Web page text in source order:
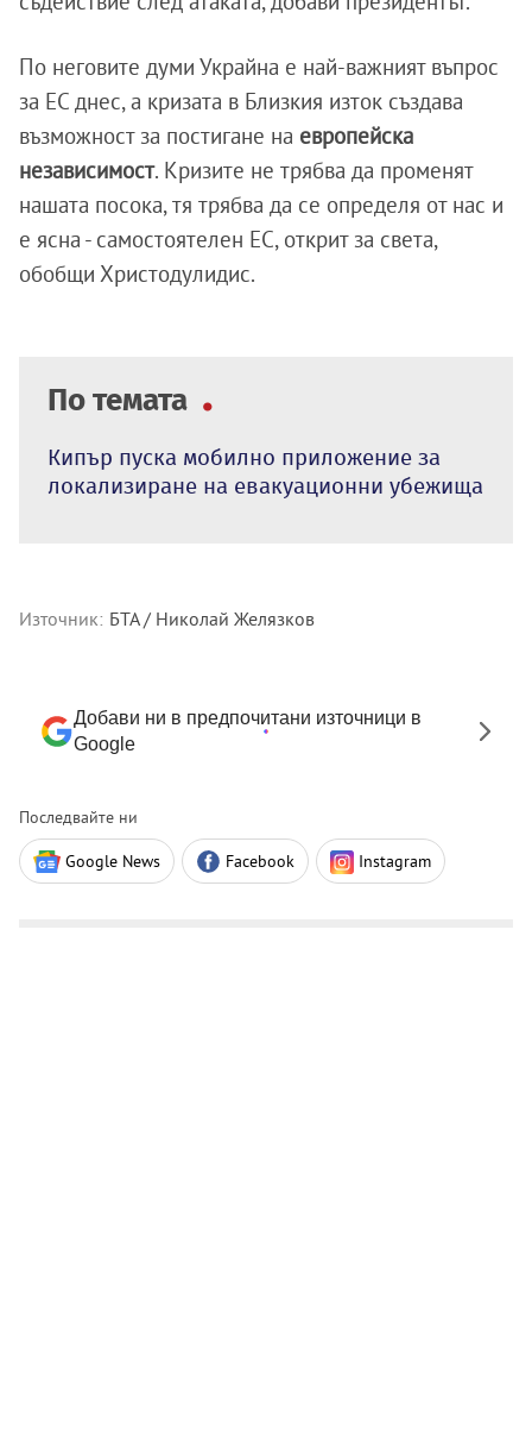
По неговите думи Украйна е най-важният въпрос
за ЕС днес, а кризата в Близкия изток създава
възможност за постигане на европейска
независимост. Кризите не трябва да променят
нашата посока, тя трябва да се определя от нас и
е ясна - самостоятелен ЕС, открит за света,
обобщи Христодулидис.
По темата
Кипър пуска мобилно приложение за
локализиране на евакуационни убежища
Източник: БТА / Николай Желязков
Добави ни в предпочитани източници в
Google
Последвайте ни
Google News Facebook Instagram